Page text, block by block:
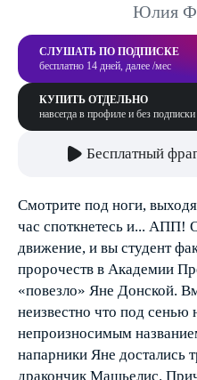
Юлия
СЛУШАТЬ ПО ПОДПИСКЕ
бесплатно 14 дней, далее /мес
КУПИТЬ ОТДЕЛЬНО
навсегда в профиле и без подписки
Бесплатный
Смотрите под ноги,
час споткнетесь и... АПП!
движение, и вы студент
пророчеств в Академии
«повезло» Яне Донской.
неизвестно что под сенью
непроизносимым
напарники Яне достались
дракончик Машьелис.